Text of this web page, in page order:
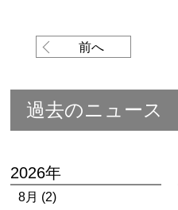
前へ
過去のニュース
2026年
8月 (2)